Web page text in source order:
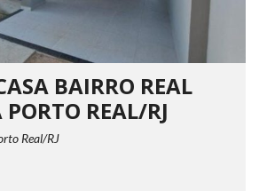
BAIRRO REAL
REAL/RJ
Real/RJ